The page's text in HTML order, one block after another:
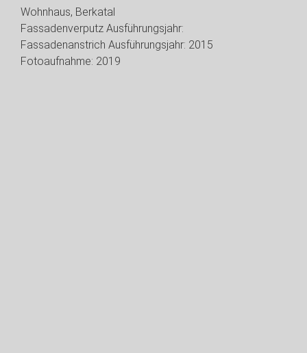
Wohnhaus, Berkatal
Fassadenverputz Ausführungsjahr:
Fassadenanstrich Ausführungsjahr: 2015
Fotoaufnahme: 2019